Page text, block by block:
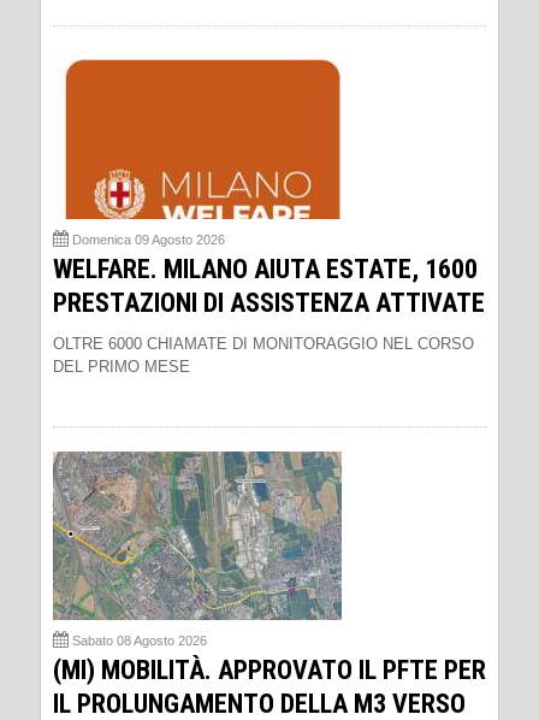
Domenica 09 Agosto 2026
WELFARE. MILANO AIUTA ESTATE, 1600
PRESTAZIONI DI ASSISTENZA ATTIVATE
OLTRE 6000 CHIAMATE DI MONITORAGGIO NEL CORSO
DEL PRIMO MESE
Sabato 08 Agosto 2026
(MI) MOBILITÀ. APPROVATO IL PFTE PER
IL PROLUNGAMENTO DELLA M3 VERSO